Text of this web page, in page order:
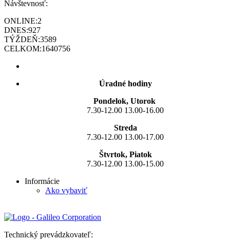
Návštevnosť:
ONLINE:2
DNES:927
TÝŽDEŇ:3589
CELKOM:1640756
Úradné hodiny
Pondelok, Utorok
7.30-12.00 13.00-16.00
Streda
7.30-12.00 13.00-17.00
Štvrtok, Piatok
7.30-12.00 13.00-15.00
Informácie
Ako vybaviť
Technický prevádzkovateľ: